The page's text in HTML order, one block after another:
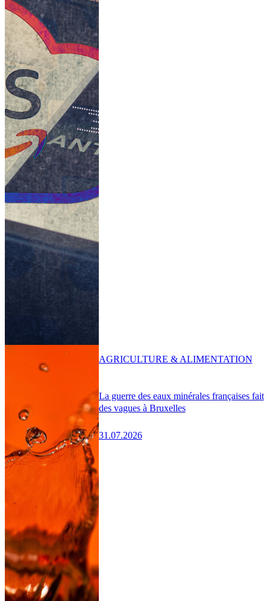
La guerre des eaux minérales françaises fait
des vagues à Bruxelles
31.07.2026
AGRICULTURE & ALIMENTATION